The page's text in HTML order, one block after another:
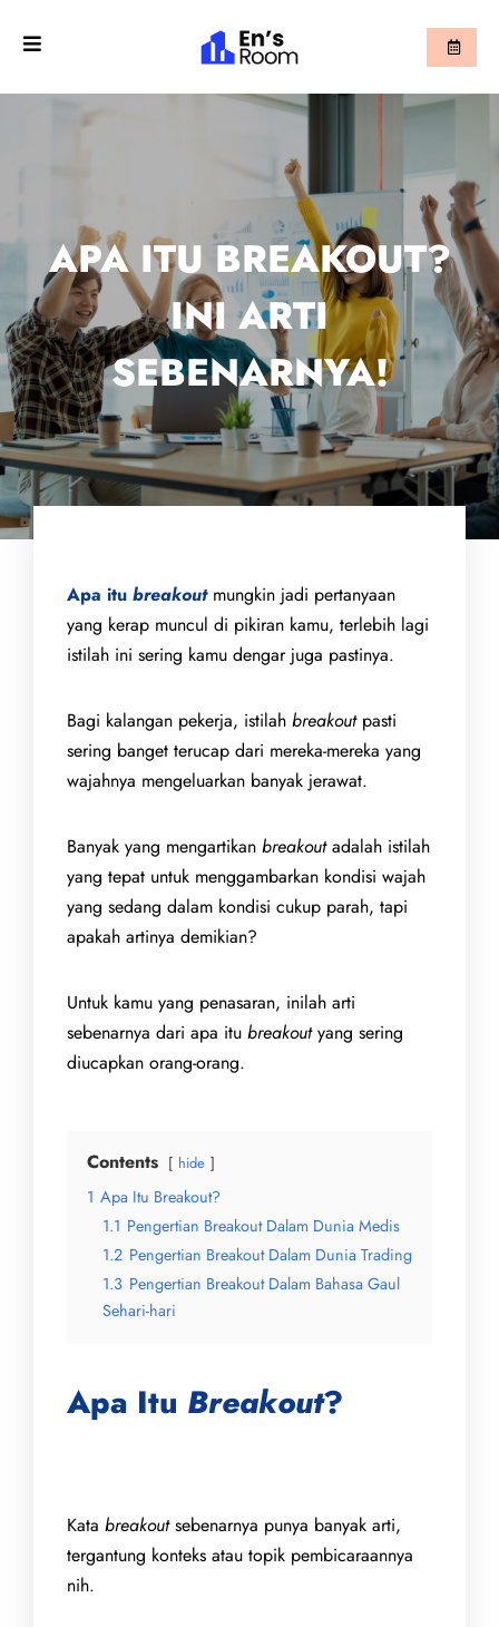
APA ITU BREAKOUT?
INI ARTI
SEBENARNYA!
Apa itu breakout mungkin jadi pertanyaan
yang kerap muncul di pikiran kamu, terlebih lagi
istilah ini sering kamu dengar juga pastinya.
Bagi kalangan pekerja, istilah breakout pasti
sering banget terucap dari mereka-mereka yang
wajahnya mengeluarkan banyak jerawat.
Banyak yang mengartikan breakoutadalah istilah
yang tepat untuk menggambarkan kondisi wajah
yang sedang dalam kondisi cukup parah, tapi
apakah artinya demikian?
Untuk kamu yang penasaran, inilah arti
sebenarnya dari apa itu breakoutyang sering
diucapkan orang-orang.
Contents hide
1 Apa Itu Breakout?
1.1 Pengertian Breakout Dalam Dunia Medis
1.2 Pengertian Breakout Dalam Dunia Trading
1.3 Pengertian Breakout Dalam Bahasa Gaul
Sehari-hari
Apa Itu Breakout?
Kata breakoutsebenarnya punya banyak arti,
tergantung konteks atau topik pembicaraannya
nih.